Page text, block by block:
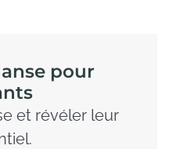
pour
et révéler leur